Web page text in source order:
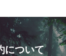
について